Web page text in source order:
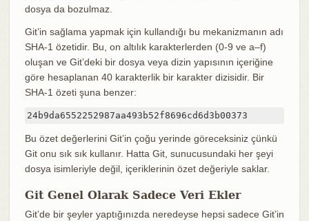
dosya da bozulmaz.
Git’in sağlama yapmak için kullandığı bu mekanizmanın adı
SHA-1 özetidir. Bu, on altılık karakterlerden (0-9 ve a–f)
oluşan ve Git’deki bir dosya veya dizin yapısının içeriğine
göre hesaplanan 40 karakterlik bir karakter dizisidir. Bir
SHA-1 özeti şuna benzer:
24b9da6552252987aa493b52f8696cd6d3b00373
Bu özet değerlerini Git’in çoğu yerinde göreceksiniz çünkü
Git onu sık sık kullanır. Hatta Git, sunucusundaki her şeyi
dosya isimleriyle değil, içeriklerinin özet değeriyle saklar.
Git Genel Olarak Sadece Veri Ekler
Git’de bir şeyler yaptığınızda neredeyse hepsi sadece Git’in